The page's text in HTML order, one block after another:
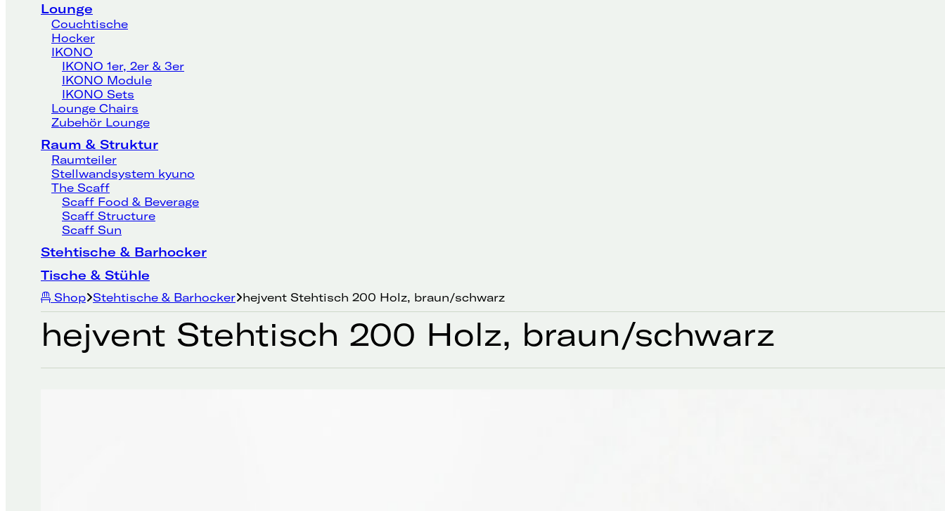
Lounge
Couchtische
Hocker
IKONO
IKONO 1er, 2er & 3er
IKONO Module
IKONO Sets
Lounge Chairs
Zubehör Lounge
Raum & Struktur
Raumteiler
Stellwandsystem kyuno
The Scaff
Scaff Food & Beverage
Scaff Structure
Scaff Sun
Stehtische & Barhocker
Tische & Stühle
Shop Stehtische & Barhocker hejvent Stehtisch 200 Holz, braun/schwarz
hejvent Stehtisch 200 Holz, braun/schwarz